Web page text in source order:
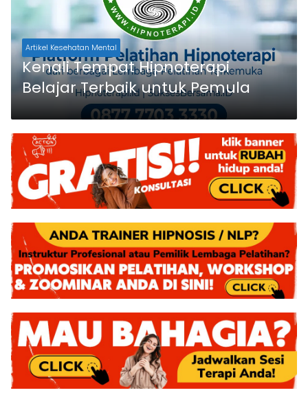
Artikel Kesehatan Mental
Kenali Tempat Hipnoterapi
Belajar Terbaik untuk Pemula